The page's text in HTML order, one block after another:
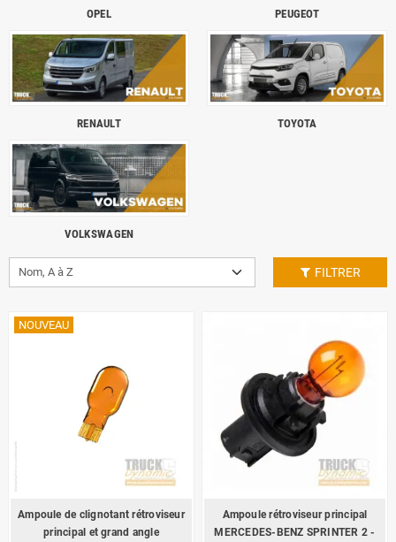
OPEL PEUGEOT
RENAULT TOYOTA
VOLKSWAGEN
Nom, A à Z FILTRER
NOUVEAU
Ampoule de clignotant rétroviseur
principal et grand angle
Ampoule rétroviseur principal
MERCEDES-BENZ SPRINTER 2 -